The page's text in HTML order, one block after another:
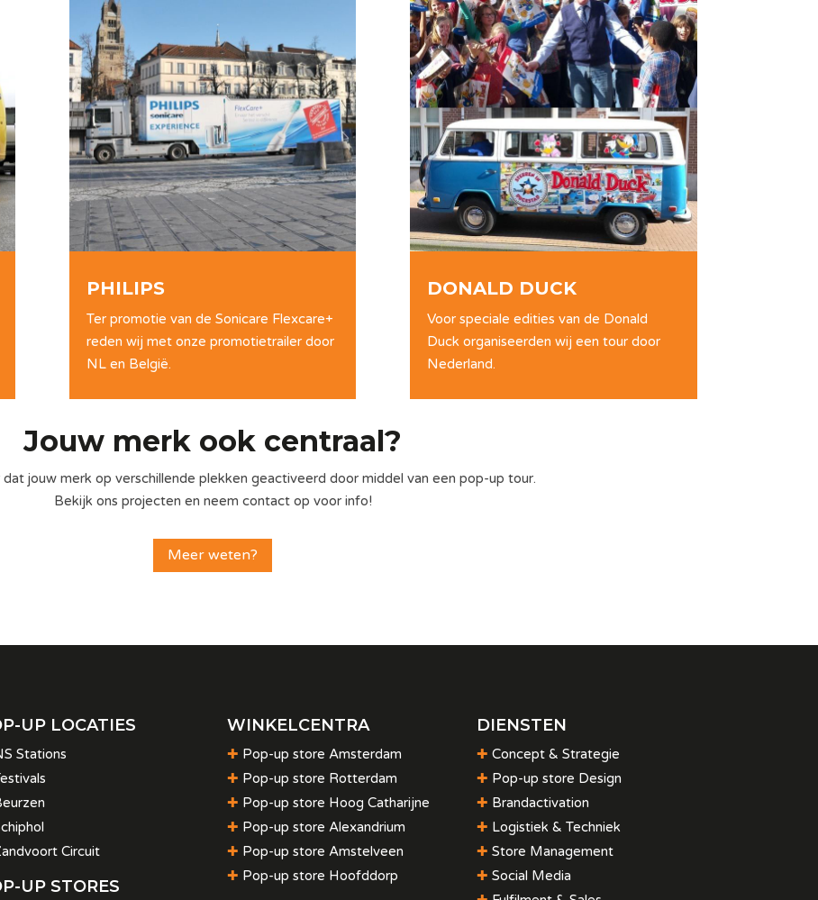
PHILIPS
Ter promotie van de Sonicare Flexcare+
reden wij met onze promotietrailer door
NL en België.
DONALD DUCK
Voor speciale edities van de Donald
Duck organiseerden wij een tour door
Nederland.
Jouw merk ook centraal?
jouw merk op verschillende plekken geactiveerd door middel van een pop-up tour.
Bekijk ons projecten en neem contact op voor info!
Meer weten?
UP LOCATIES
Stations
Circuit
UP STORES
WINKELCENTRA
✚ Pop-up store Amsterdam
✚ Pop-up store Rotterdam
✚ Pop-up store Hoog Catharijne
✚ Pop-up store Alexandrium
✚ Pop-up store Amstelveen
✚ Pop-up store Hoofddorp
DIENSTEN
✚ Concept & Strategie
✚ Pop-up store Design
✚ Brandactivation
✚ Logistiek & Techniek
✚ Store Management
✚ Social Media